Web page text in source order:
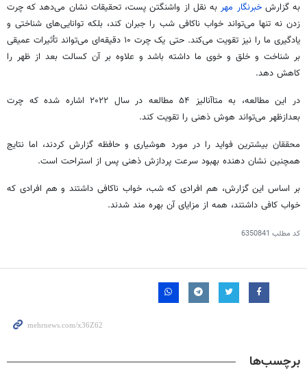
به گزارش خبرنگار مهربه نقل از واشنگتن پست، تحقیقات نشان می‌دهد که چرت
زدن نه تنها می‌تواند خواب ناکافی شب را جبران کند، بلکه توانایی‌های شناختی و
یادگیری ما را نیز تقویت می‌کند. حتی یک چرت ۱۰ دقیقه‌ای می‌تواند تأثیرات عمیقی
بر شناخت و خلق و خوی ما داشته باشد و علاوه بر آن کسالت بعد از ظهر را
کاهش دهد.
در این مطالعه، به متاآنالیز
۵۴ مطالعه در سال ۲۰۲۲ اشاره شده که چرت
بعدازظهر می‌تواند هوش ذهنی را تقویت کند.
محققان بیشترین فواید را در مورد هوشیاری و حافظه گزارش کردند، اما نتایج
همچنین نشان دهنده بهبود سرعت پردازش ذهنی پس از استراحت است.
بر اساس این گزارش، هم افرادی که شب، خواب ناکافی داشتند و هم افرادی که
خواب کافی داشتند، همه از مزایای آن بهره مند شدند.
کد مطلب 6350841
برچسب‌ها